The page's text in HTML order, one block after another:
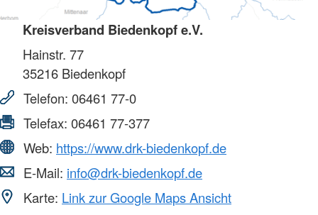
Kreisverband Biedenkopf e.V.
Hainstr. 77
35216 Biedenkopf
Telefon: 06461 77-0
Telefax: 06461 77-377
Web: https://www.drk-biedenkopf.de
E-Mail: info@drk-biedenkopf.de
Karte: Link zur Google Maps Ansicht